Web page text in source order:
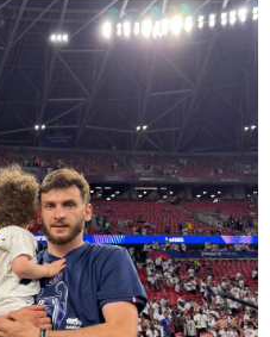
არასრულწლოვანთა
პორნოგრაფიული